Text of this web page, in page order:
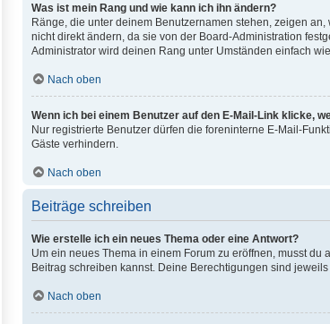
Was ist mein Rang und wie kann ich ihn ändern?
Ränge, die unter deinem Benutzernamen stehen, zeigen
nicht direkt ändern, da sie von der Board-Administration
Administrator wird deinen Rang unter Umständen einfach
Nach oben
Wenn ich bei einem Benutzer auf den E-Mail-Link klicke,
Nur registrierte Benutzer dürfen die foreninterne E-Mail-
Gäste verhindern.
Nach oben
Beiträge schreiben
Wie erstelle ich ein neues Thema oder eine Antwort?
Um ein neues Thema in einem Forum zu eröffnen, musst du
Beitrag schreiben kannst. Deine Berechtigungen sind
Nach oben